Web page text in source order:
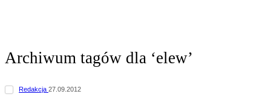
Archiwum tagów dla ‘elew’
Redakcja 27.09.2012